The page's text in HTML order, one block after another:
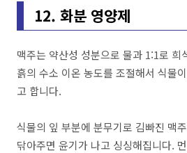
12. 화분 영양제
맥주는 약산성 성분으로 물과 1:1로 희
흙의 수소 이온 농도를 조절해서 식물
고 합니다.
식물의 잎 부분에 분무기로 김빠진 맥
닦아주면 윤기가 나고 싱싱해집니다.